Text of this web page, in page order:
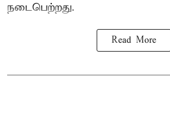
நடைபெற்றது.
Read More